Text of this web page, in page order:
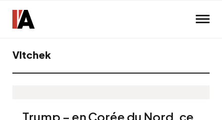
Vltchek
Trump – en Corée du Nord, ce